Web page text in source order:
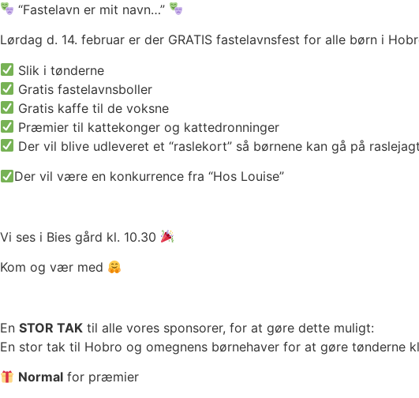
“Fastelavn er mit navn…”
Lørdag d. 14. februar er der GRATIS fastelavnsfest for alle børn i
Slik i tønderne
Gratis fastelavnsboller
Gratis kaffe til de voksne
Præmier til kattekonger og kattedronninger
Der vil blive udleveret et “raslekort” så børnene kan gå på
Der vil være en konkurrence fra “Hos Louise”
Vi ses i Bies gård kl. 10.30
Kom og vær med
En STOR TAK til alle vores sponsorer, for at gøre dette muligt:
En stor tak til Hobro og omegnens børnehaver for at gøre tønderne
Normal for præmier